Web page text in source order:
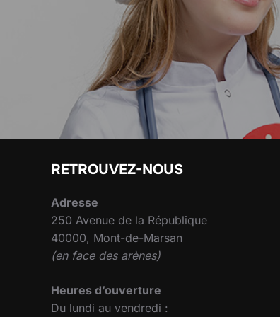
RETROUVEZ-NOUS
Adresse
250 Avenue de la République
40000, Mont-de-Marsan
(en face des arènes)
Heures d’ouverture
Du lundi au vendredi :